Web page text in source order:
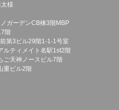
様
ガーデンCB棟3階MBP
階
第3ビル29階1-1-1号室
ルティメイト名駅1st2階
ご天神ノースビル7階
重ビル2階